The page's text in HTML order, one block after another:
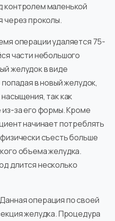
контролем маленькой
через проколы.
операции удаляется 75-
части небольшого
желудок в виде
в новый желудок,
так как
за его формы. Кроме
начинает потреблять
съесть больше
объема желудка.
длится несколько
операция по своей
желудка. Процедура